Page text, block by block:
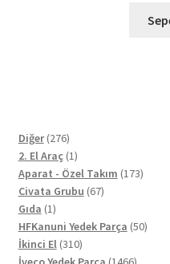
Diğer 276276
ürün
2. El Araç 11
ürün
Aparat - Özel Takım 173173
Civata Grubu 6767
Gıda 11
ürün
HFKanuni Yedek Parça 5050
İkinci El 310310
ürün
1466